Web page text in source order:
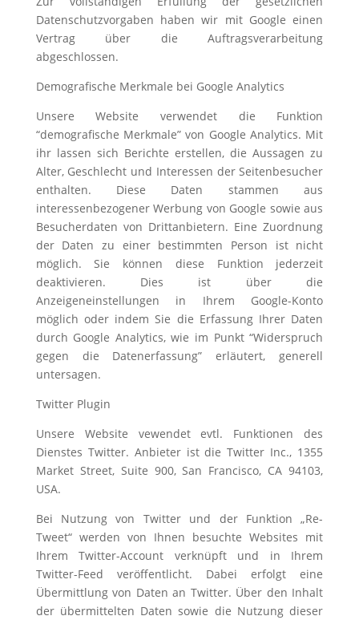
Datenschutzvorgaben haben wir mit Google einen
Vertrag über die Auftragsverarbeitung
abgeschlossen.
Demografische Merkmale bei Google Analytics
Unsere Website verwendet die Funktion
“demografische Merkmale” von Google Analytics. Mit
ihr lassen sich Berichte erstellen, die Aussagen zu
Alter, Geschlecht und Interessen der Seitenbesucher
enthalten. Diese Daten stammen aus
interessenbezogener Werbung von Google sowie aus
Besucherdaten von Drittanbietern. Eine Zuordnung
der Daten zu einer bestimmten Person ist nicht
möglich. Sie können diese Funktion jederzeit
deaktivieren. Dies ist über die
Anzeigeneinstellungen in Ihrem Google-Konto
möglich oder indem Sie die Erfassung Ihrer Daten
durch Google Analytics, wie im Punkt “Widerspruch
gegen die Datenerfassung” erläutert, generell
untersagen.
Twitter Plugin
Unsere Website vewendet evtl. Funktionen des
Dienstes Twitter. Anbieter ist die Twitter Inc., 1355
Market Street, Suite 900, San Francisco, CA 94103,
USA.
Bei Nutzung von Twitter und der Funktion „Re-
Tweet“ werden von Ihnen besuchte Websites mit
Ihrem Twitter-Account verknüpft und in Ihrem
Twitter-Feed veröffentlicht. Dabei erfolgt eine
Übermittlung von Daten an Twitter. Über den Inhalt
der übermittelten Daten sowie die Nutzung dieser